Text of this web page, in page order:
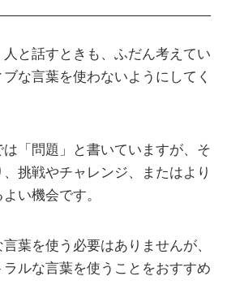
と話すときも、ふだん考えてい
な言葉を使わないようにしてく
「問題」と書いていますが、そ
挑戦やチャレンジ、またはより
い機会です。
葉を使う必要はありませんが、
ルな言葉を使うことをおすすめ